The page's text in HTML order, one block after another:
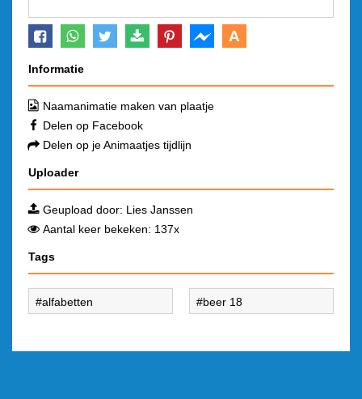
A
Informatie
Naamanimatie maken van plaatje
Delen op Facebook
Delen op je Animaatjes tijdlijn
Uploader
Geupload door: Lies Janssen
Aantal keer bekeken: 137x
Tags
alfabetten beer 18